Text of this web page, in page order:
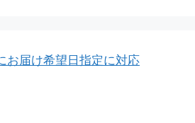
お届け希望日指定に対応